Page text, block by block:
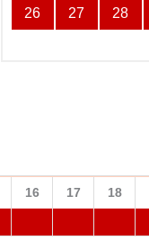
26 27 28
16 17 18